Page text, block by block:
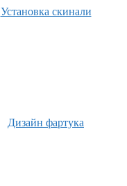
Установка скинали
Дизайн фартука